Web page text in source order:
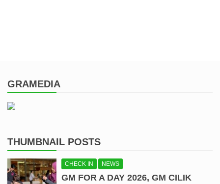
GRAMEDIA
THUMBNAIL POSTS
CHECK IN NEWS
GM FOR A DAY 2026, GM CILIK